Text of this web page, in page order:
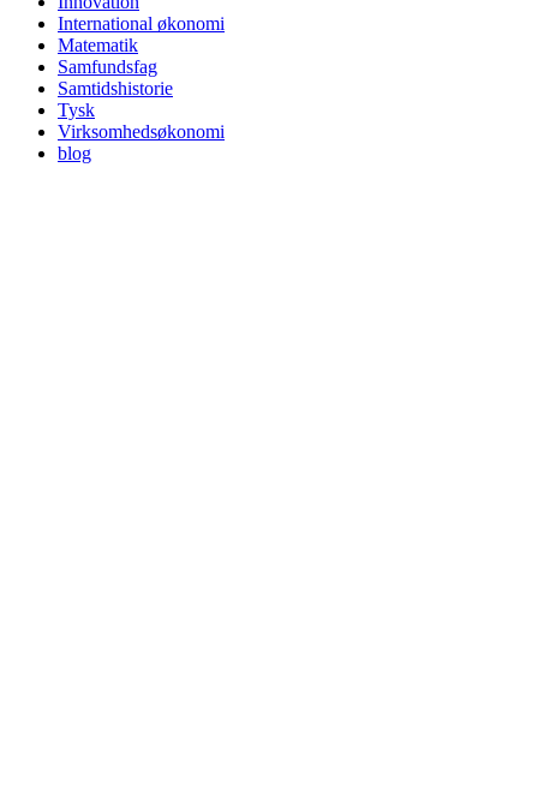
International økonomi
Matematik
Samfundsfag
Samtidshistorie
Tysk
Virksomhedsøkonomi
blog